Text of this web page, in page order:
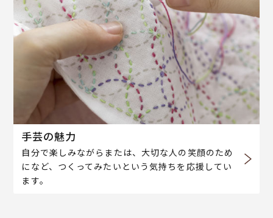
手芸の魅力
自分で楽しみながらまたは、大切な人の笑顔のため
になど、つくってみたいという気持ちを応援してい
ます。